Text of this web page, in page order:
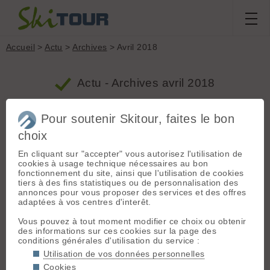
Accueil > Actu > Archives > Avril 2018
Actu - Archives avril 2018
9 votes
Alpinisme : quatre morts sur la haute route
Proposé par jean le 30.04.18 à 21:10 :: www.francebleu.fr ::
5415 vus :: 3527 clics ::
0 commentaires::
randonnée
Alpinisme : quatre morts sur la haute route
Chamonix - Zermatt»
20 votes
Une femme décède en chutant à ski en
Savoie sur la commune de Valloire
Proposé par jean le 30.04.18 à 21:09 :: www.francebleu.fr ::
5797 vus :: 4002 clics ::
0 commentaires
Pour soutenir Skitour, faites le bon
choix
En cliquant sur "accepter" vous autorisez l'utilisation de
cookies à usage technique nécessaires au bon
fonctionnement du site, ainsi que l'utilisation de cookies
tiers à des fins statistiques ou de personnalisation des
annonces pour vous proposer des services et des offres
adaptées à vos centres d'interêt.
Vous pouvez à tout moment modifier ce choix ou obtenir
des informations sur ces cookies sur la page des
conditions générales d'utilisation du service :
Utilisation de vos données personnelles
Cookies